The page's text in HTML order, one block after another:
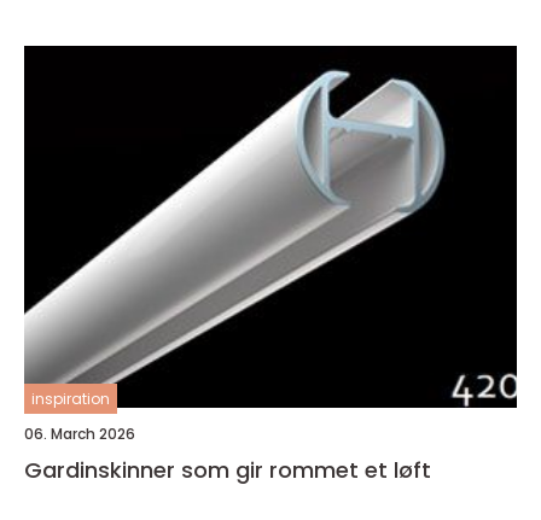
inspiration
06. March 2026
Gardinskinner som gir rommet et løft